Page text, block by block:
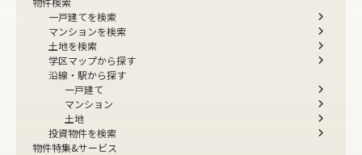
一戸建てを検索
マンションを検索
土地を検索
学区マップから探す
沿線・駅から探す
一戸建て
マンション
土地
投資物件を検索
物件特集&サービス